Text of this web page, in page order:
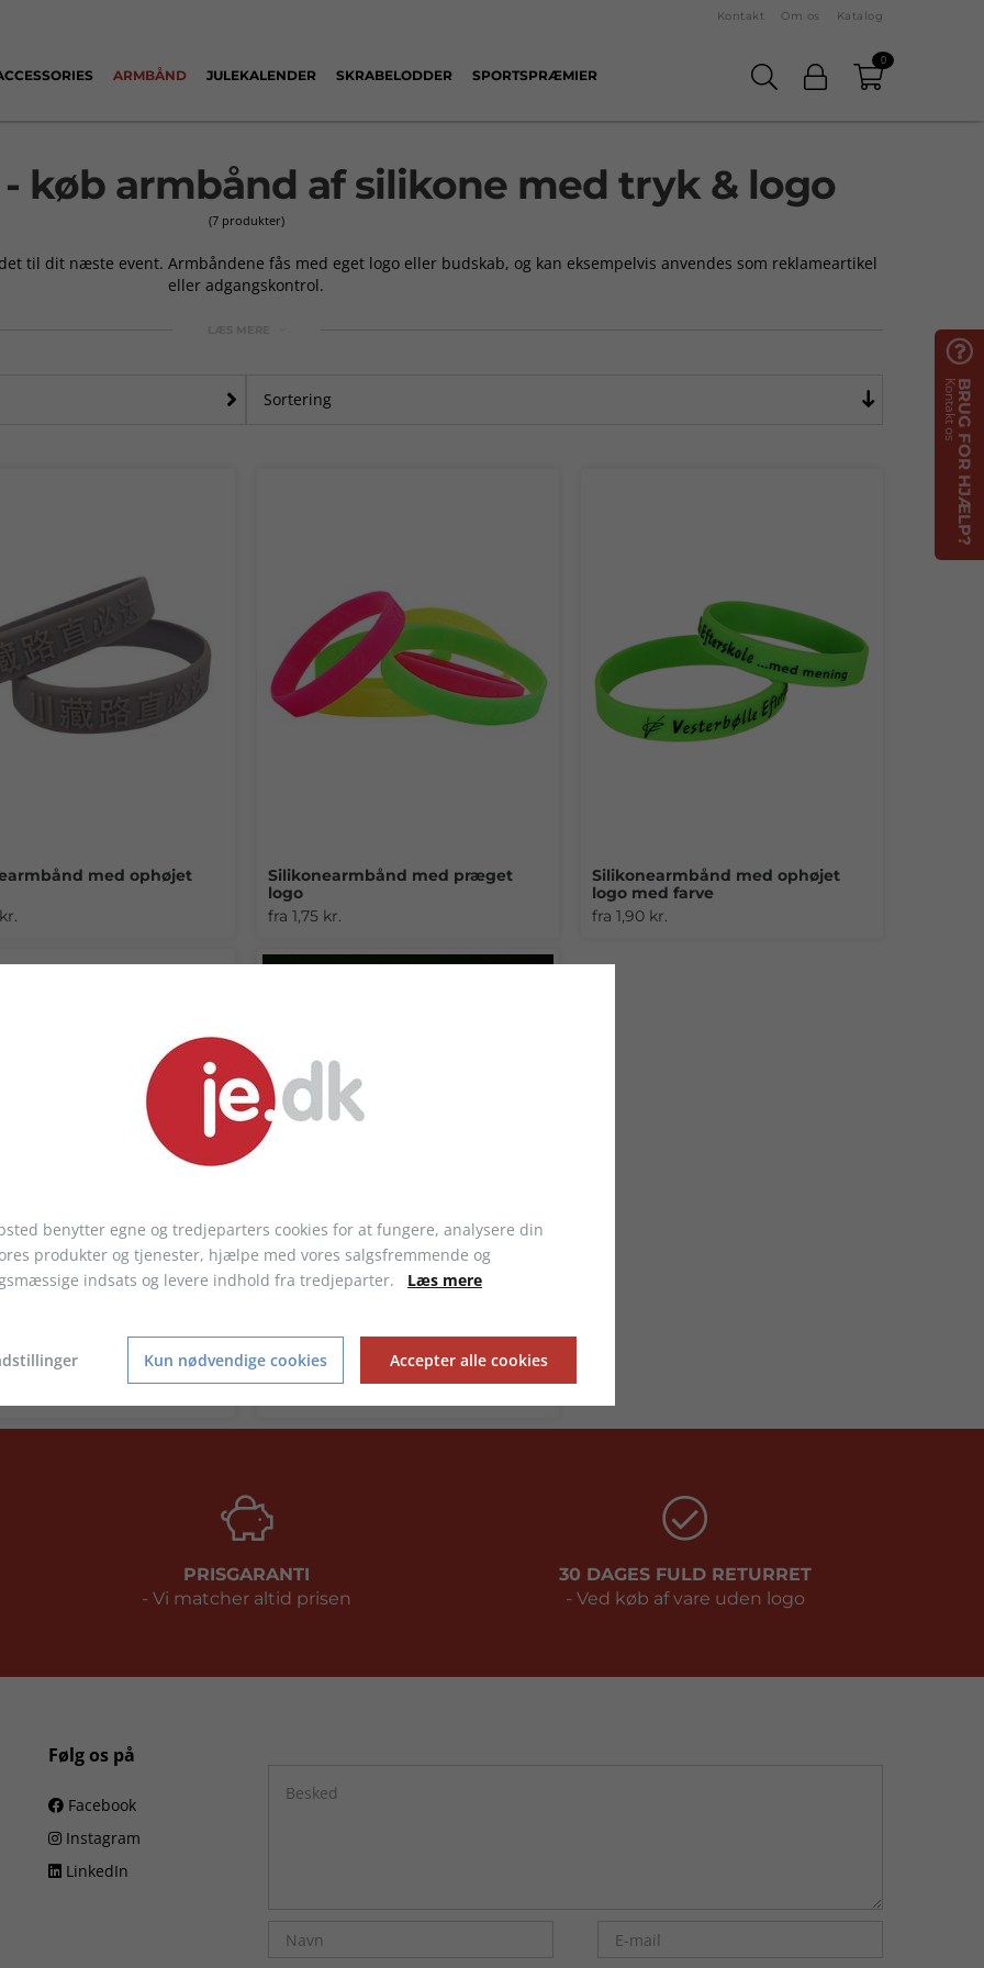
Kontakt Om os Katalog
0
ARMBÅND JULEKALENDER SKRABELODDER SPORTSPRÆMIER
køb armbånd af silikone med tryk & logo
(7 produkter)
til dit næste event. Armbåndene fås med eget logo eller budskab, og kan eksempelvis anvendes som reklameartikel
eller adgangskontrol.
med ophøjet
Silikonearmbånd med præget
logo
fra 1,75 kr.
Silikonearmbånd med ophøjet
logo med farve
fra 1,90 kr.
med marmor
Silikonearmbånd glow in the dark
med trykt logo
PRISGARANTI
- Vi matcher altid prisen
30 DAGES FULD RETURRET
- Ved køb af vare uden logo
Følg os på
Facebook
Instagram
LinkedIn

BRUG FOR HJÆLP?
Kontakt os
benytter egne og tredjeparters cookies for at fungere, analysere din
produkter og tjenester, hjælpe med vores salgsfremmende og
indsats og levere indhold fra tredjeparter. Læs mere
Kun nødvendige cookies Accepter alle cookies